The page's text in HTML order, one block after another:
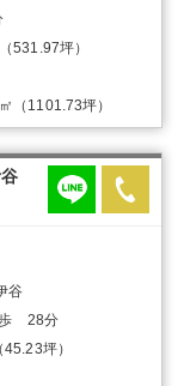
531.97坪）
（1101.73坪）
谷
28分
坪）